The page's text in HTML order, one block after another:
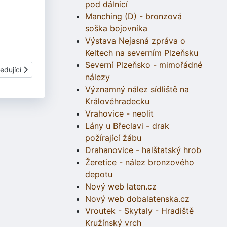
článek: Dukát opavského vévody Přemka I.
pod dálnicí
Manching (D) - bronzová
soška bojovníka
Výstava Nejasná zpráva o
Keltech na severním Plzeňsku
Severní Plzeňsko - mimořádné
nálezy
Významný nález sídliště na
Královéhradecku
Vrahovice - neolit
Lány u Břeclavi - drak
požírající žábu
Drahanovice - halštatský hrob
Žeretice - nález bronzového
depotu
Nový web laten.cz
Nový web dobalatenska.cz
Vroutek - Skytaly - Hradiště
Kružínský vrch